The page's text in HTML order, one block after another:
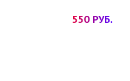
550 РУБ.